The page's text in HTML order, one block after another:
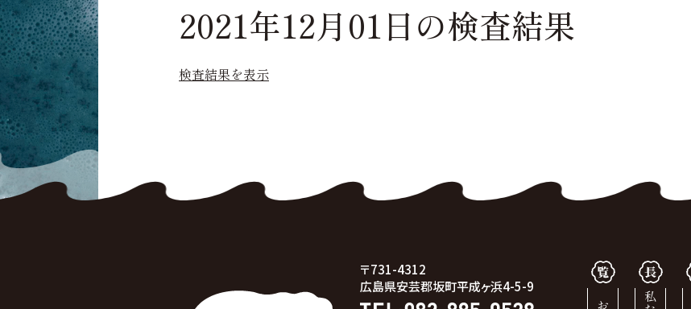
2021年12月01日の検査結果
検査結果を表示
〒731-4312
広島県安芸郡坂町平成ヶ浜4-5-9